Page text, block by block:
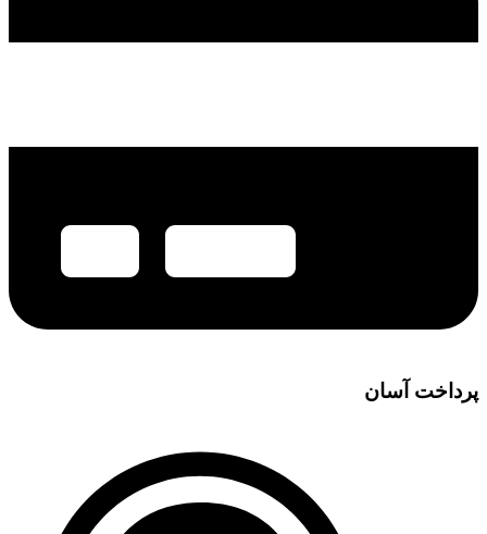
پرداخت آسان